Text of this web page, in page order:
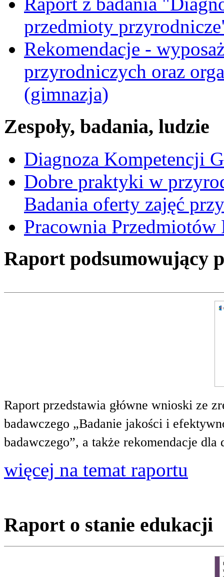
przedmioty
Rekomendacje -
przyrodniczych oraz
(gimnazja)
Zespoły, badania, ludzie
Diagnoza Kompetencji
Dobre praktyki w
Badania oferty zajęć
Pracownia
Raport podsumowujący
Raport przedstawia główne wnioski ze
badawczego „Badanie jakości i
badawczego”, a także rekomendacje
więcej na temat raportu
Raport o stanie edukacji